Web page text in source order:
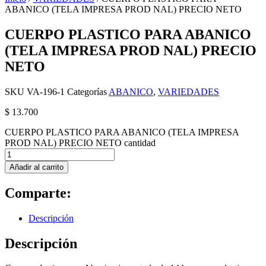
ABANICO (TELA IMPRESA PROD NAL) PRECIO NETO
CUERPO PLASTICO PARA ABANICO
(TELA IMPRESA PROD NAL) PRECIO
NETO
SKU VA-196-1 Categorías ABANICO, VARIEDADES
$ 13.700
CUERPO PLASTICO PARA ABANICO (TELA IMPRESA
PROD NAL) PRECIO NETO cantidad
Añadir al carrito
Comparte:
Descripción
Descripción